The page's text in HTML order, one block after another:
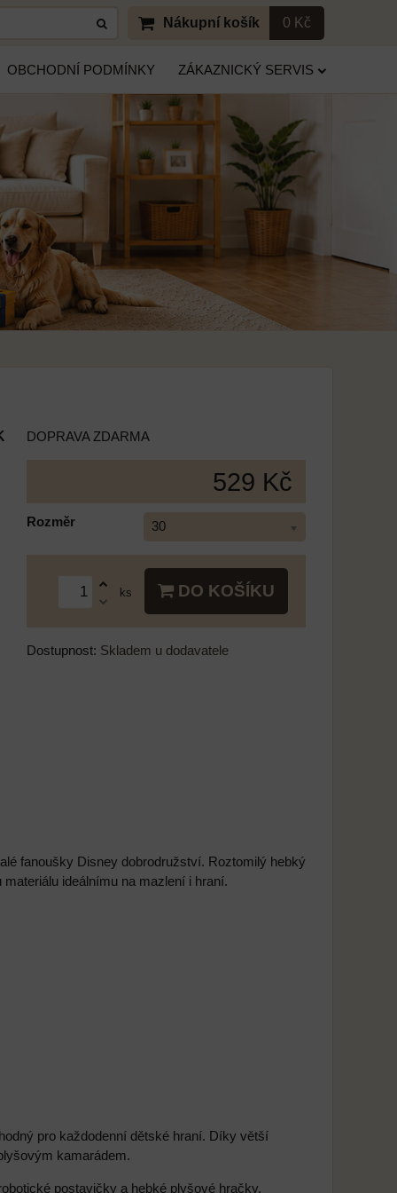
Nákupní košík 0 Kč
OBCHODNÍ PODMÍNKY ZÁKAZNICKÝ SERVIS
DOPRAVA ZDARMA
529 Kč
Rozměr 30
ks DO KOŠÍKU
Dostupnost: Skladem u dodavatele
fanoušky Disney dobrodružství. Roztomilý hebký
ideálnímu na mazlení i hraní.
pro každodenní dětské hraní. Díky větší
kamarádem.
postavičky a hebké plyšové hračky.